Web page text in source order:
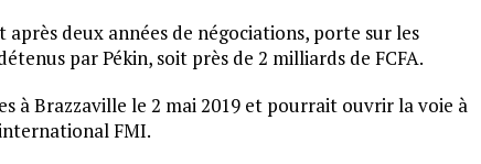
deux années de négociations, porte sur les
par Pékin, soit près de 2 milliards de FCFA.
à Brazzaville le 2 mai 2019 et pourrait ouvrir la voie à
FMI.